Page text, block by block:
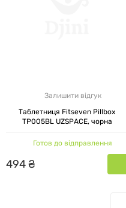
Залишити відгук
Таблетниця Fitseven Pillbox
TP005BL UZSPACE, чорна
Готов до відправлення
494₴